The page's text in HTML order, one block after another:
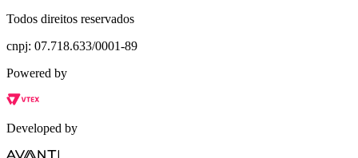
Todos direitos reservados
cnpj: 07.718.633/0001-89
Powered by
Developed by